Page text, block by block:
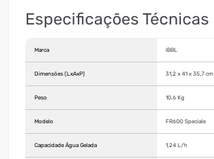
Especificações Técnicas
Marca IBBL
Dimensões (LxAxP) 31,2 x 41 x 35,7 cm
Peso 10,6 Kg
Modelo FR600 Speciale
Capacidade Água Gelada 1,24 L/h